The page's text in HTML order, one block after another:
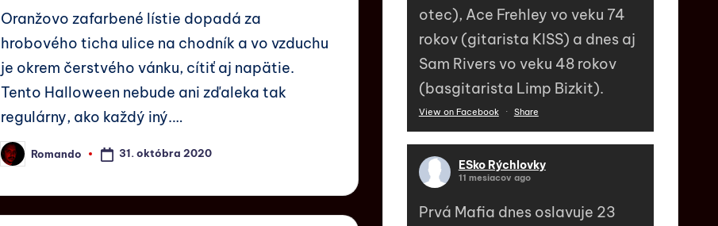
Oranžovo zafarbené lístie dopadá za
hrobového ticha ulice na chodník a vo vzduchu
je okrem čerstvého vánku, cítiť aj napätie.
Tento Halloween nebude ani zďaleka tak
regulárny, ako každý iný.…
Romando 31. októbra 2020
otec), Ace Frehley vo veku 74
rokov (gitarista KISS) a dnes aj
Sam Rivers vo veku 48 rokov
(basgitarista Limp Bizkit).
View on Facebook · Share
ESko Rýchlovky
11 mesiacov ago
Prvá Mafia dnes oslavuje 23